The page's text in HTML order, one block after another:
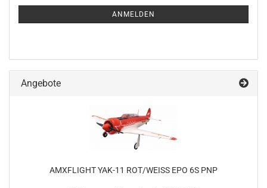
ANMELDEN
Angebote
AMXFLIGHT YAK-11 ROT/WEISS EPO 6S PNP